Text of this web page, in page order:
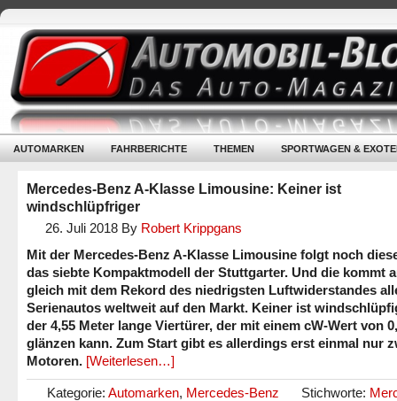
AUTOMARKEN FAHRBERICHTE THEMEN SPORTWAGEN &
Mercedes-Benz A-Klasse Limousine: Keiner ist
windschlüpfriger
26. Juli 2018 By Robert Krippgans
Mit der Mercedes-Benz A-Klasse Limousine folgt noch
das siebte Kompaktmodell der Stuttgarter. Und die kommt
gleich mit dem Rekord des niedrigsten Luftwiderstandes
Serienautos weltweit auf den Markt. Keiner ist
der 4,55 Meter lange Viertürer, der mit einem cW-Wert von
glänzen kann. Zum Start gibt es allerdings erst einmal nur
Motoren. [Weiterlesen…]
Kategorie: Automarken, Mercedes-Benz Stichworte: